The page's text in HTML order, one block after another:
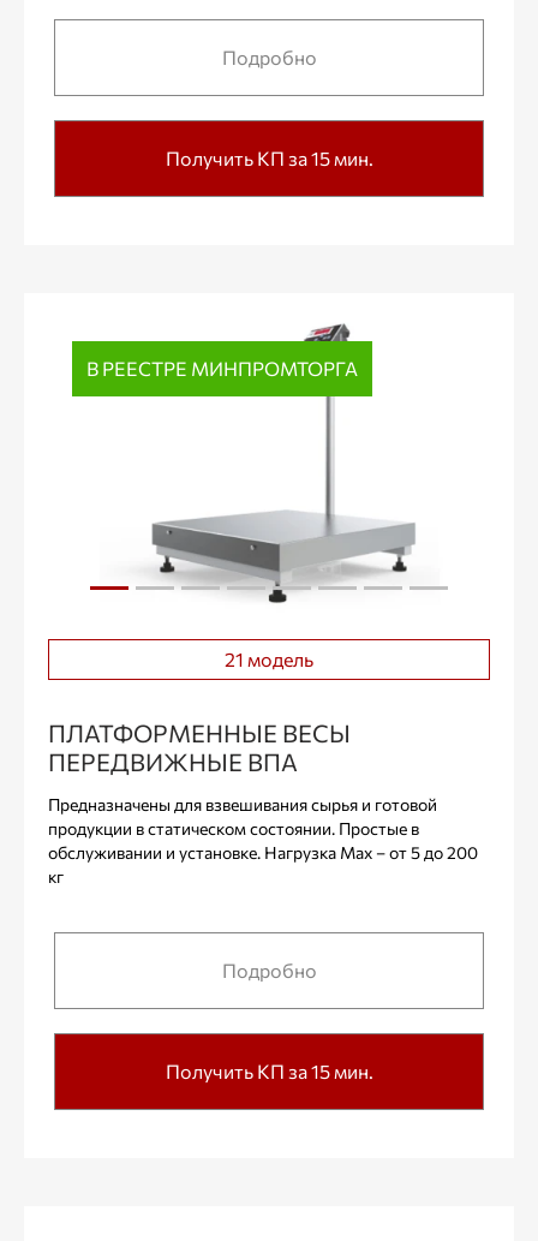
Подробно
Получить КП за 15 мин.
В РЕЕСТРЕ МИНПРОМТОРГА
21 модель
ПЛАТФОРМЕННЫЕ ВЕСЫ
ПЕРЕДВИЖНЫЕ ВПА
Предназначены для взвешивания сырья и готовой
продукции в статическом состоянии. Простые в
обслуживании и установке. Нагрузка Max – от 5 до 200
кг
Подробно
Получить КП за 15 мин.